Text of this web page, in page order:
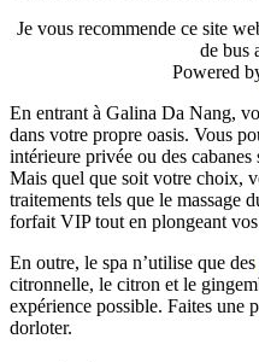
Je vous recommende ce site
de bus
Powered
En entrant à Galina Da Nang,
dans votre propre oasis. Vous
intérieure privée ou des cabanes
Mais quel que soit votre choix,
traitements tels que le massage
forfait VIP tout en plongeant vos
En outre, le spa n’utilise que des
citronnelle, le citron et le
expérience possible. Faites une
dorloter.